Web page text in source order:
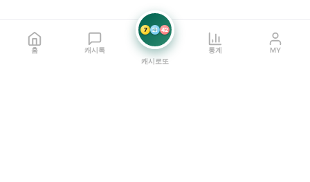
홈 캐시톡
7 21 42
캐시로또
통계 MY